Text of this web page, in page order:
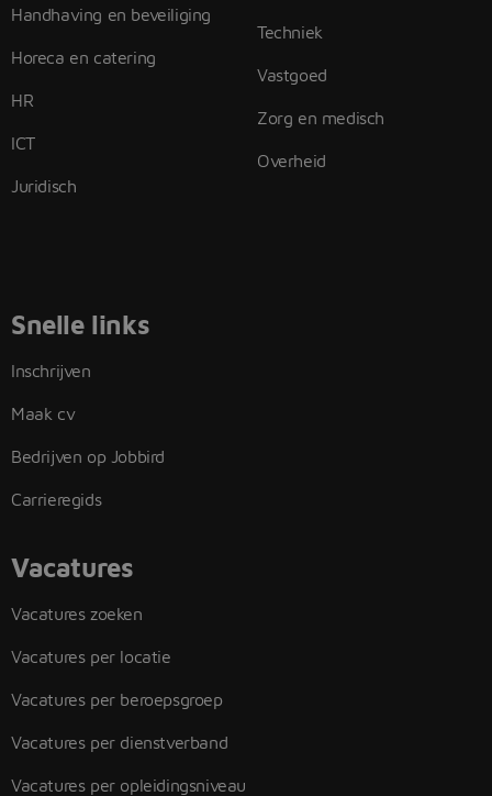
Handhaving en beveiliging
Horeca en catering
HR
ICT
Juridisch
Techniek
Vastgoed
Zorg en medisch
Overheid
Snelle links
Inschrijven
Maak cv
Bedrijven op Jobbird
Carrieregids
Vacatures
Vacatures zoeken
Vacatures per locatie
Vacatures per beroepsgroep
Vacatures per dienstverband
Vacatures per opleidingsniveau